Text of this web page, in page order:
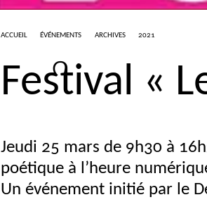
ACCUEIL ÉVÉNEMENTS ARCHIVES 2021
Festival «
Jeudi 25 mars de 9h30 à
poétique à l’heure
Un événement initié par le